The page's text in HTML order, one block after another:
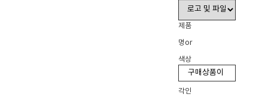
제품
명or
색상
각인